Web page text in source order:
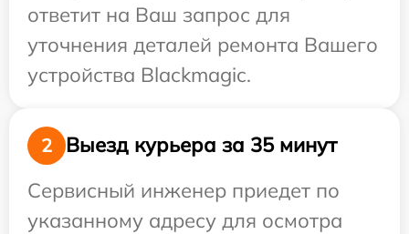
ответит на Ваш запрос для
уточнения деталей ремонта Вашего
устройства Blackmagic.
2
Выезд курьера за 35 минут
Сервисный инженер приедет по
указанному адресу для осмотра